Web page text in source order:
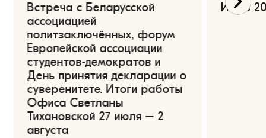
Встреча с Беларусской
ассоциацией
политзаключённых, форум
Европейской ассоциации
студентов-демократов и
День принятия декларации о
суверенитете. Итоги работы
Офиса Светланы
Тихановской 27 июля – 2
августа
Июль